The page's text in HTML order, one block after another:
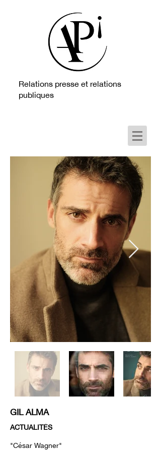
Relations presse et relations
publiques
GIL ALMA
ACTUALITÉS
"César Wagner"